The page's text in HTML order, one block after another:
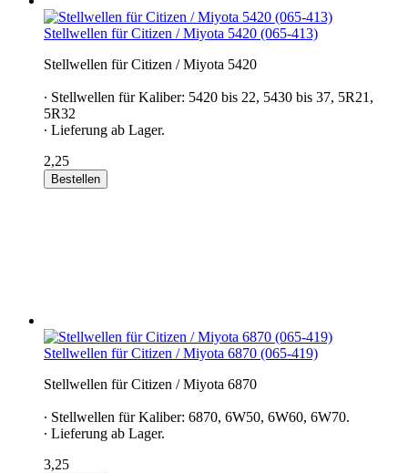
Stellwellen für Citizen / Miyota 5420 (065-413)
Stellwellen für Citizen / Miyota 5420
∙ Stellwellen für Kaliber: 5420 bis 22, 5430 bis 37, 5R21,
5R32
∙ Lieferung ab Lager.
2,25
Bestellen
Stellwellen für Citizen / Miyota 6870 (065-419)
Stellwellen für Citizen / Miyota 6870
∙ Stellwellen für Kaliber: 6870, 6W50, 6W60, 6W70.
∙ Lieferung ab Lager.
3,25